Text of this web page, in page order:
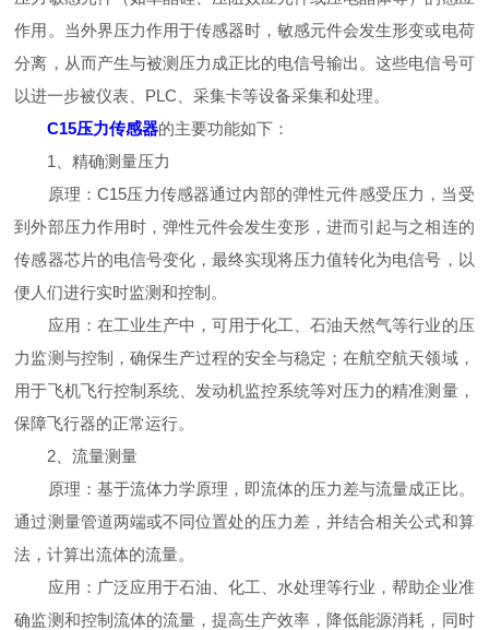
作用。当外界压力作用于传感器时，敏感元件会发生形变或电荷
分离，从而产生与被测压力成正比的电信号输出。这些电信号可
以进一步被仪表、PLC、采集卡等设备采集和处理。
C15压力传感器的主要功能如下：
1、精确测量压力
原理：C15压力传感器通过内部的弹性元件感受压力，当受
到外部压力作用时，弹性元件会发生变形，进而引起与之相连的
传感器芯片的电信号变化，最终实现将压力值转化为电信号，以
便人们进行实时监测和控制。
应用：在工业生产中，可用于化工、石油天然气等行业的压
力监测与控制，确保生产过程的安全与稳定；在航空航天领域，
用于飞机飞行控制系统、发动机监控系统等对压力的精准测量，
保障飞行器的正常运行。
2、流量测量
原理：基于流体力学原理，即流体的压力差与流量成正比。
通过测量管道两端或不同位置处的压力差，并结合相关公式和算
法，计算出流体的流量。
应用：广泛应用于石油、化工、水处理等行业，帮助企业准
确监测和控制流体的流量，提高生产效率，降低能源消耗，同时